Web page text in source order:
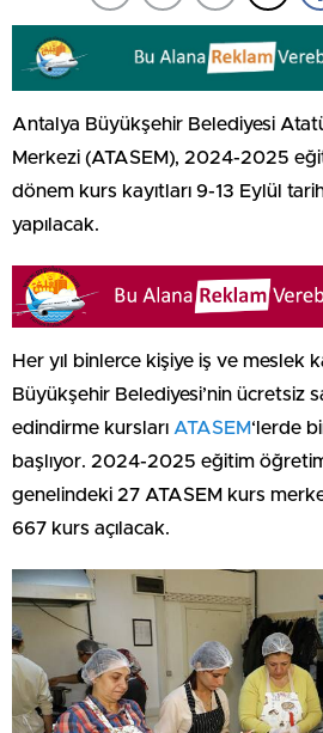
Antalya Büyükşehir Belediyesi
Merkezi (ATASEM), 2024-2025
dönem kurs kayıtları 9-13 Eylül
yapılacak.
Her yıl binlerce kişiye iş ve meslek
Büyükşehir Belediyesi’nin ücretsiz
edindirme kursları ATASEM‘lerde
başlıyor. 2024-2025 eğitim
genelindeki 27 ATASEM kurs
667 kurs açılacak.